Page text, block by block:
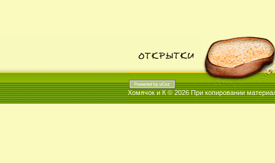
Хомячок и К © 2026При копировании